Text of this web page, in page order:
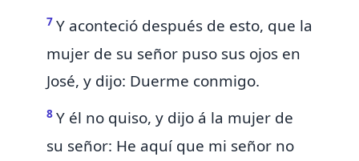
7 Y aconteció después de esto, que la
mujer de su señor puso sus ojos en
José, y dijo: Duerme conmigo.
8 Y él no quiso, y dijo á la mujer de
su señor: He aquí que mi señor no